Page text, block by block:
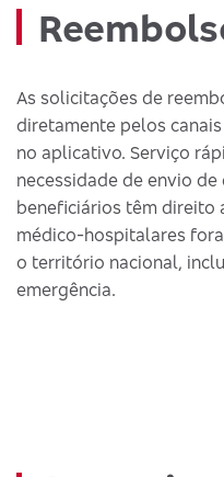
As solicitações de
diretamente pelos
no aplicativo. Serviço
necessidade de envio
beneficiários têm direito
médico-hospitalares
o território nacional,
emergência.